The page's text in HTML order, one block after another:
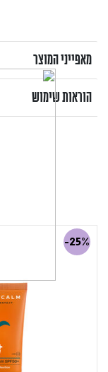
מאפייני המוצר
הוראות שימוש
-25%